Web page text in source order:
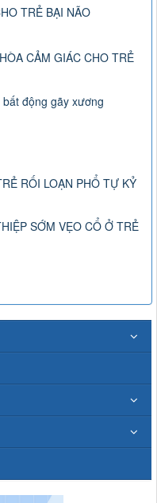
TRẺ BẠI NÃO
CẢM GIÁC CHO TRẺ
động gãy xương
RỐI LOẠN PHỔ TỰ KỶ
SỚM VẸO CỔ Ở TRẺ